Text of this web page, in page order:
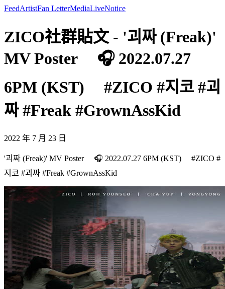
FeedArtistFan LetterMediaLiveNotice
ZICO社群貼文 - '괴짜 (Freak)'
MV Poster ⠀ 🎧 2022.07.27
6PM (KST) ⠀ #ZICO #지코 #괴
짜 #Freak #GrownAssKid
2022 年 7 月 23 日
'괴짜 (Freak)' MV Poster ⠀ 🎧 2022.07.27 6PM (KST) ⠀ #ZICO #
지코 #괴짜 #Freak #GrownAssKid